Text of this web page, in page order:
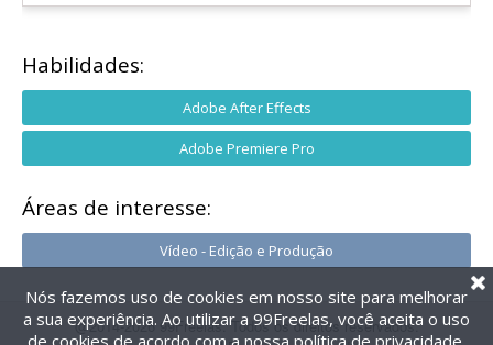
Habilidades:
Adobe After Effects
Adobe Premiere Pro
Áreas de interesse:
Vídeo - Edição e Produção
@2014-2026 99Freelas. Todos os direitos reservados.
Nós fazemos uso de cookies em nosso site para melhorar
a sua experiência. Ao utilizar a 99Freelas, você aceita o uso
de cookies de acordo com a nossa política de privacidade